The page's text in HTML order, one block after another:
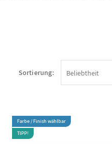
Sortierung:
Farbe / Finish wählbar
TIPP!